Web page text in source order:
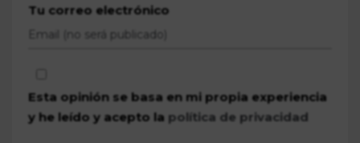
Tu correo electrónico
Esta opinión se basa en mi propia experiencia
y he leído y acepto la política de privacidad